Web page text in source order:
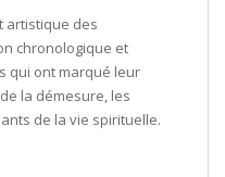
artistique des
chronologique et
qui ont marqué leur
la démesure, les
de la vie spirituelle.